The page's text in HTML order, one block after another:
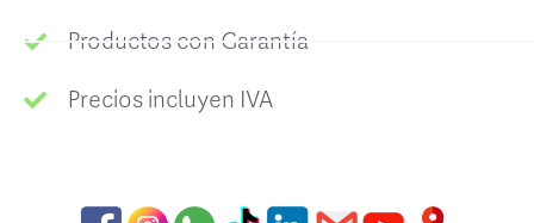
Productos con Garantía
Precios incluyen IVA